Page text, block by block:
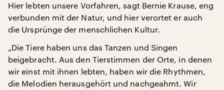
Hier lebten unsere Vorfahren, sagt Bernie Krause, eng
verbunden mit der Natur, und hier verortet er auch
die Ursprünge der menschlichen Kultur.
„Die Tiere haben uns das Tanzen und Singen
beigebracht. Aus den Tierstimmen der Orte, in denen
wir einst mit ihnen lebten, haben wir die Rhythmen,
die Melodien herausgehört und nachgeahmt. Wir